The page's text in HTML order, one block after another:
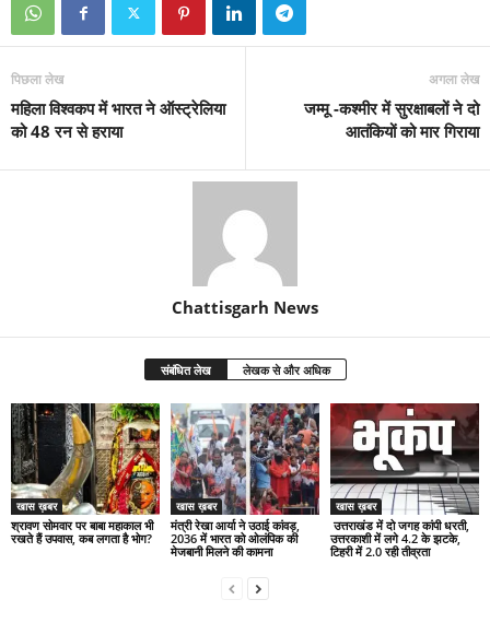
पिछला लेख
महिला विश्वकप में भारत ने ऑस्ट्रेलिया
को 48 रन से हराया
अगला लेख
जम्मू -कश्मीर में सुरक्षाबलों ने दो
आतंकियों को मार गिराया
Chattisgarh News
संबंधित लेख लेखक से और अधिक
खास ख़बर
श्रावण सोमवार पर बाबा महाकाल भी
रखते हैं उपवास, कब लगता है भोग?
खास ख़बर
मंत्री रेखा आर्या ने उठाई कांवड़,
2036 में भारत को ओलंपिक की
मेजबानी मिलने की कामना
खास ख़बर
उत्तराखंड में दो जगह कांपी धरती,
उत्तरकाशी में लगे 4.2 के झटके,
टिहरी में 2.0 रही तीव्रता